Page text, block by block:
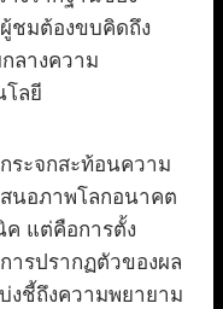
ชมต้องขบคิดถึง
ลางความ
โลยี
ระจกสะท้อนความ
นอภาพโลกอนาคต
ค แต่คือการตั้ง
ารปรากฏตัวของผล
งชี้ถึงความพยายาม